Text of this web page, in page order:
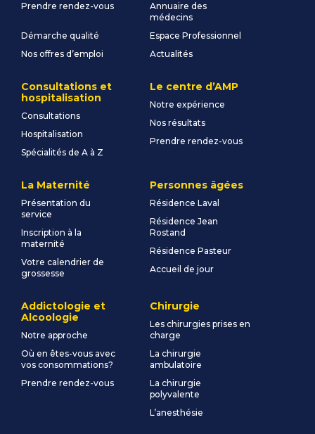
Prendre rendez-vous
Annuaire des
médecins
Démarche qualité
Espace Professionnel
Nos offres d’emploi
Actualités
Consultations et
hospitalisation
Consultations
Hospitalisation
Spécialités de A à Z
Le centre d’AMP
Notre expérience
Nos résultats
Prendre rendez-vous
La Maternité
Présentation du
service
Inscription à la
maternité
Votre calendrier de
grossesse
Personnes âgées
Résidence Laval
Résidence Jean
Rostand
Résidence Pasteur
Accueil de jour
Addictologie et
Alcoologie
Notre approche
Où en êtes-vous avec
vos consommations?
Prendre rendez-vous
Chirurgie
Les chirurgies prises en
charge
La chirurgie
ambulatoire
La chirurgie
polyvalente
L’anesthésie